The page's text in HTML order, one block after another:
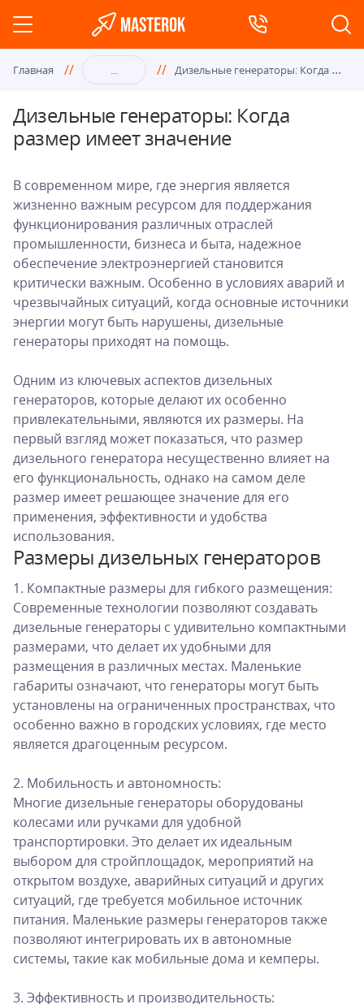
Главная ... Диз
ельные генераторы: Когда размер имеет значение
Дизельные генераторы: Когда
размер имеет значение
В современном мире, где энергия является
жизненно важным ресурсом для поддержания
функционирования различных отраслей
промышленности, бизнеса и быта, надежное
обеспечение электроэнергией становится
критически важным. Особенно в условиях аварий и
чрезвычайных ситуаций, когда основные источники
энергии могут быть нарушены, дизельные
генераторы приходят на помощь.
Одним из ключевых аспектов дизельных
генераторов, которые делают их особенно
привлекательными, являются их размеры. На
первый взгляд может показаться, что размер
дизельного генератора несущественно влияет на
его функциональность, однако на самом деле
размер имеет решающее значение для его
применения, эффективности и удобства
использования.
Размеры дизельных генераторов
1. Компактные размеры для гибкого размещения:
Современные технологии позволяют создавать
дизельные генераторы с удивительно компактными
размерами, что делает их удобными для
размещения в различных местах. Маленькие
габариты означают, что генераторы могут быть
установлены на ограниченных пространствах, что
особенно важно в городских условиях, где место
является драгоценным ресурсом.
2. Мобильность и автономность:
Многие дизельные генераторы оборудованы
колесами или ручками для удобной
транспортировки. Это делает их идеальным
выбором для стройплощадок, мероприятий на
открытом воздухе, аварийных ситуаций и других
ситуаций, где требуется мобильное источник
питания. Маленькие размеры генераторов также
позволяют интегрировать их в автономные
системы, такие как мобильные дома и кемперы.
3. Эффективность и производительность: